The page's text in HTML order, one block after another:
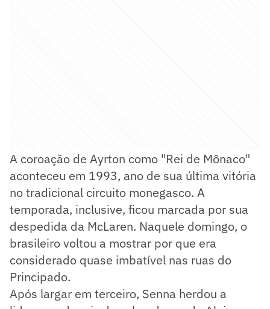
A coroação de Ayrton como "Rei de Mônaco"
aconteceu em 1993, ano de sua última vitória
no tradicional circuito monegasco. A
temporada, inclusive, ficou marcada por sua
despedida da McLaren. Naquele domingo, o
brasileiro voltou a mostrar por que era
considerado quase imbatível nas ruas do
Principado.
Após largar em terceiro, Senna herdou a